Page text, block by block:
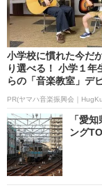
小学校に慣れた今だ
り選べる！ 小学１年
らの「音楽教室」デ
PR(ヤマハ音楽振興会｜
「愛
ング